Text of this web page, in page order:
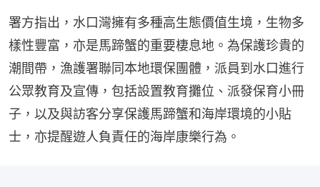
署方指出，水口灣擁有多種高生態價值生境，生物多
樣性豐富，亦是馬蹄蟹的重要棲息地。為保護珍貴的
潮間帶，漁護署聯同本地環保團體，派員到水口進行
公眾教育及宣傳，包括設置教育攤位、派發保育小冊
子，以及與訪客分享保護馬蹄蟹和海岸環境的小貼
士，亦提醒遊人負責任的海岸康樂行為。